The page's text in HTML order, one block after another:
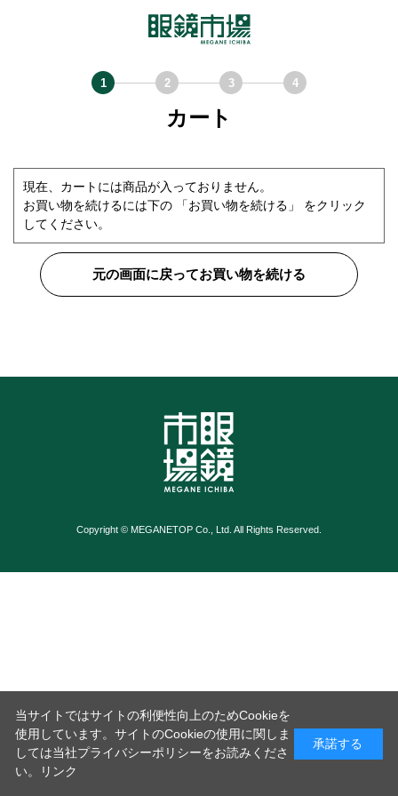
カート
現在、カートには商品が入っておりません。
お買い物を続けるには下の 「お買い物を続ける」 をクリック
してください。
元の画面に戻ってお買い物を続ける
Copyright © MEGANETOP Co., Ltd. All Rights Reserved.
当サイトではサイトの利便性向上のためCookieを
使用しています。サイトのCookieの使用に関しま
しては当社プライバシーポリシーをお読みくださ
い。
リンク
承諾する